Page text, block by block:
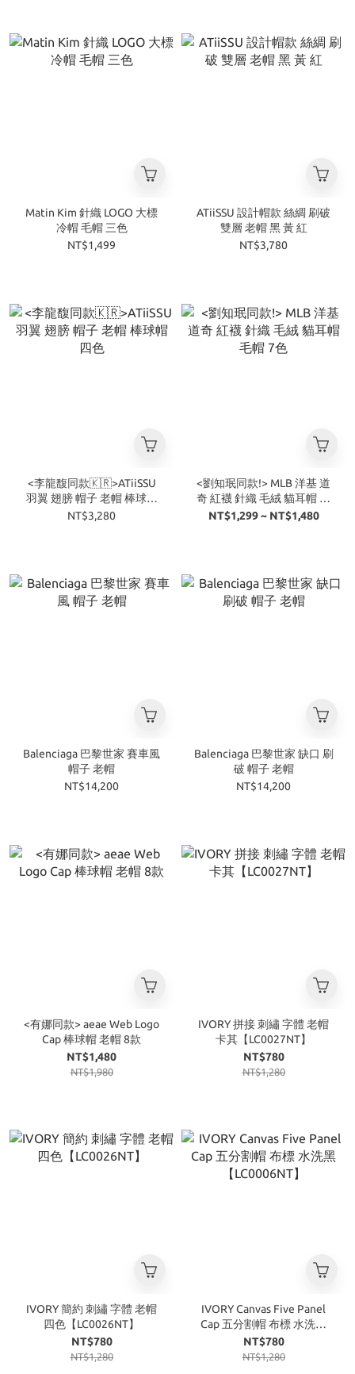
Matin Kim 針織 LOGO 大標
冷帽 毛帽 三色
NT$1,499
ATiiSSU 設計帽款 絲綢 刷破
雙層 老帽 黑 黃 紅
NT$3,780
<李龍馥同款🇰🇷>ATiiSSU
羽翼 翅膀 帽子 老帽 棒球帽
四色
NT$3,280
<劉知珉同款!> MLB 洋基 道
奇 紅襪 針織 毛絨 貓耳帽 毛
帽 7色
NT$1,299 ~ NT$1,480
Balenciaga 巴黎世家 賽車風
帽子 老帽
NT$14,200
Balenciaga 巴黎世家 缺口 刷
破 帽子 老帽
NT$14,200
<有娜同款> aeae Web Logo
Cap 棒球帽 老帽 8款
NT$1,480
NT$1,980
IVORY 拼接 刺繡 字體 老帽
卡其【LC0027NT】
NT$780
NT$1,280
IVORY 簡約 刺繡 字體 老帽
四色【LC0026NT】
NT$780
NT$1,280
IVORY Canvas Five Panel
Cap 五分割帽 布標 水洗黑
【LC0006NT】
NT$780
NT$1,280